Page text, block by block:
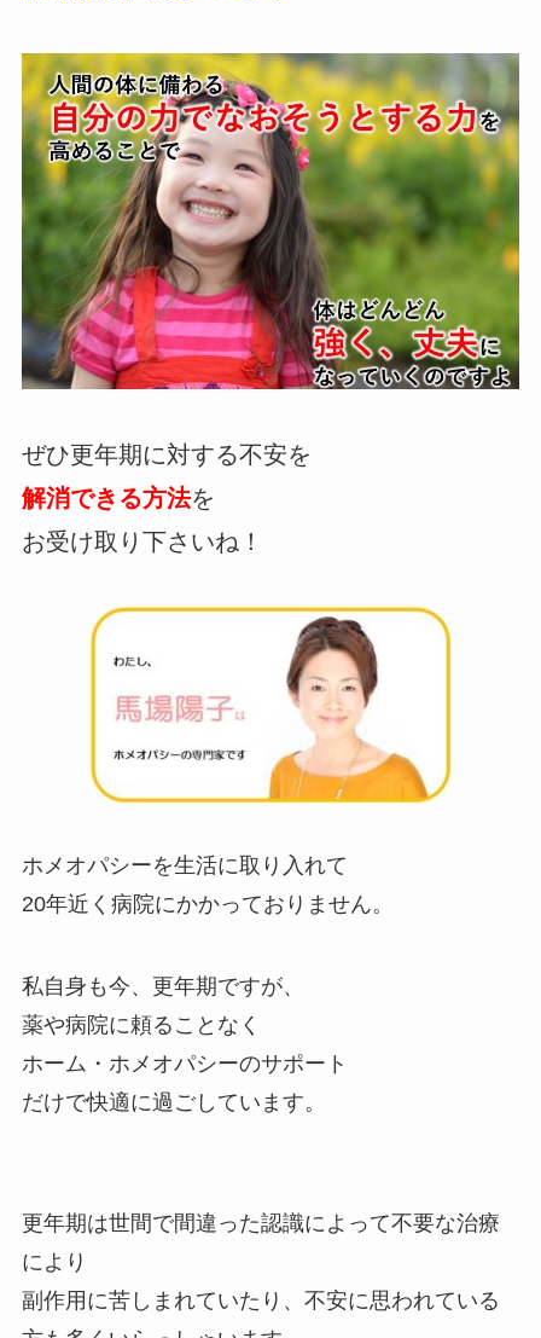
ぜひ更年期に対する不安を
解消できる方法を
お受け取り下さいね！
ホメオパシーを生活に取り入れて
20年近く病院にかかっておりません。
私自身も今、更年期ですが、
薬や病院に頼ることなく
ホーム・ホメオパシーのサポート
だけで快適に過ごしています。
更年期は世間で間違った認識によって不要な治療
により
副作用に苦しまれていたり、不安に思われている